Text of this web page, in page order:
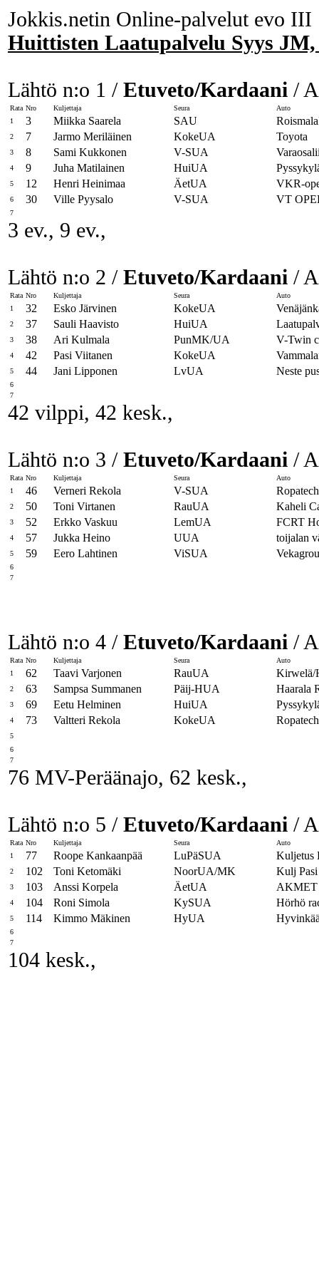
Jokkis.netin Online-palvelut evo III
Huittisten Laatupalvelu Syys JM,
Lähtö n:o 1 / Etuveto/Kardaani /
Rata Nro Kuljettaja Seura
Auto
1
3 Miikka Saarela SAU
2 7 Jarmo Meriläinen KokeUA Toyota
3 8 Sami Kukkonen V-SUA
4 9 Juha Matilainen HuiUA
5 12 Henri Heinimaa ÄetUA VKR-
6 30 Ville Pyysalo V-SUA VT
7
3 ev., 9 ev.,
Lähtö n:o 2 / Etuveto/Kardaani /
Rata Nro Kuljettaja Seura
Auto
1
32 Esko Järvinen KokeUA
2 37 Sauli Haavisto HuiUA
3 38 Ari Kulmala PunMK/UA V-Twin
4 42 Pasi Viitanen KokeUA
5 44 Jani Lipponen LvUA Neste
6
7
42 vilppi, 42 kesk.,
Lähtö n:o 3 / Etuveto/Kardaani /
Rata Nro Kuljettaja Seura
Auto
1
46 Verneri Rekola V-SUA
2 50 Toni Virtanen RauUA Kaheli
3 52 Erkko Vaskuu LemUA FCRT
4 57 Jukka Heino UUA toijalan
5 59 Eero Lahtinen ViSUA
6
7
Lähtö n:o 4 / Etuveto/Kardaani /
Rata Nro Kuljettaja Seura
Auto
1
62 Taavi Varjonen RauUA Kirwelä/
2 63 Sampsa Summanen Päij-HUA Haarala
3 69 Eetu Helminen HuiUA
4 73 Valtteri Rekola KokeUA
5
6
7
76 MV-Peräänajo, 62 kesk.,
Lähtö n:o 5 / Etuveto/Kardaani /
Rata Nro Kuljettaja Seura
Auto
1
77 Roope Kankaanpää LuPäSUA Kuljetus
2 102 Toni Ketomäki NoorUA/MK Kulj
3 103 Anssi Korpela ÄetUA AKMET
4 104 Roni Simola KySUA Hörhö
5 114 Kimmo Mäkinen HyUA
6
7
104 kesk.,